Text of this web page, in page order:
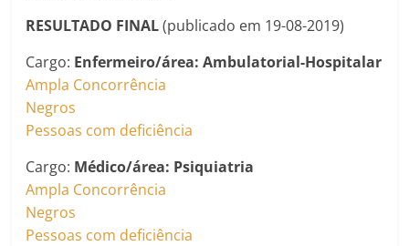
RESULTADO FINAL(publicado em 19-08-2019)
Cargo: Enfermeiro/área: Ambulatorial-Hospitalar
Ampla Concorrência
Negros
Pessoas com deficiência
Cargo: Médico/área: Psiquiatria
Ampla Concorrência
Negros
Pessoas com deficiência